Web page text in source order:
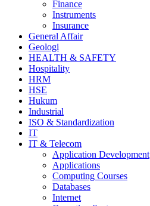
Finance
Instruments
Insurance
General Affair
Geologi
HEALTH & SAFETY
Hospitality
HRM
HSE
Hukum
Industrial
ISO & Standardization
IT
IT & Telecom
Application Development
Applications
Computing Courses
Databases
Internet